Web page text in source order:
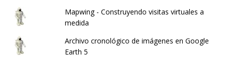
Mapwing - Construyendo visitas virtuales a
medida
Archivo cronológico de imágenes en Google
Earth 5